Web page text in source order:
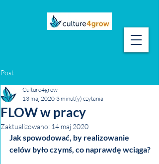
Post
FLOW w pracy
Culture4grow
13 maj 2020 3 minut(y) czytania
Zaktualizowano: 14 maj 2020
Jak spowodować, by realizowanie
celów było czymś, co naprawdę wciąga?